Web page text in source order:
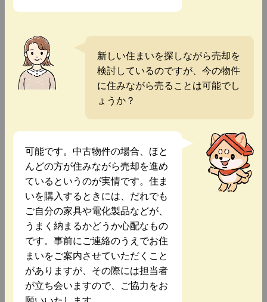
新しい住まいを探しながら売却を
検討しているのですが、今の物件
に住みながら売ることは可能でし
ょうか？
可能です。中古物件の場合、ほと
んどの方が住みながら売却を進め
ているというのが実情です。住ま
いを購入するときには、だれでも
ご自分の家具や電化製品などが、
うまく納まるかどうか心配なもの
です。事前にご連絡のうえでお住
まいをご案内させていただくこと
がありますが、その際には担当者
が立ち会いますので、ご協力をお